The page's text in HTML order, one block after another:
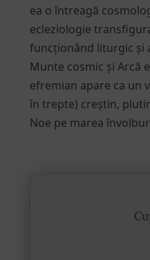
ea o întreagă
ecleziologie
funcționând liturgic și
Munte cosmic și Arcă
efremian apare ca un
în trepte) creștin,
Noe pe marea